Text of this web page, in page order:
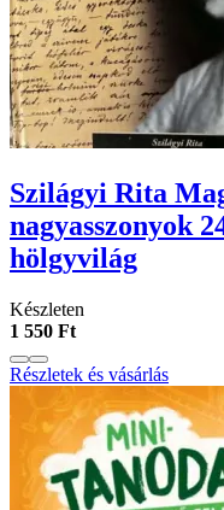
Szilágyi Rita
nagyasszonyok
hölgyvilág
Készleten
1 550 Ft
Részletek és vásárlás